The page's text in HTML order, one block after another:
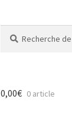
pour :
0,00€ 0 article